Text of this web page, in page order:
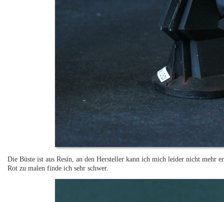
Die Büste ist aus Resin, an den Hersteller kann ich mich leider nicht
Rot zu malen finde ich sehr schwer.